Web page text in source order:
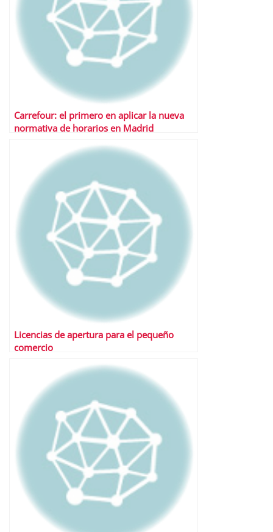
Carrefour: el primero en aplicar la nueva
normativa de horarios en Madrid
Licencias de apertura para el pequeño
comercio